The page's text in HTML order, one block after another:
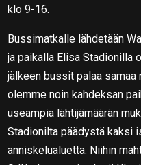
klo 9-16.
Bussimatkalle lähdetään
ja paikalla Elisa Stadionilla
jälkeen bussit palaa
olemme noin kahdeksan
useampia lähtijämäärän
Stadionilta päädystä kaksi
anniskelualuetta. Niihin